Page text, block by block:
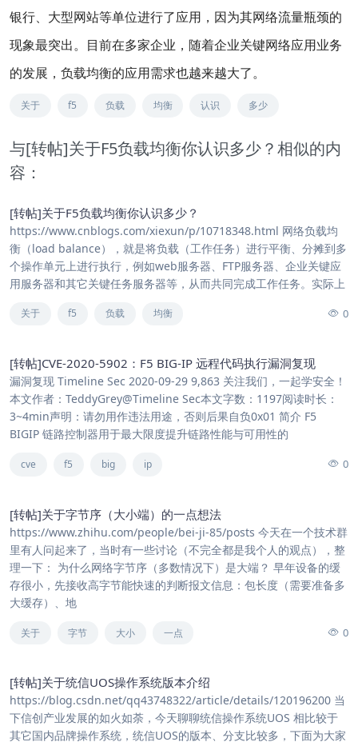
银行、大型网站等单位进行了应用，因为其网络流量瓶颈的
现象最突出。目前在多家企业，随着企业关键网络应用业务
的发展，负载均衡的应用需求也越来越大了。
关于 f5 负载 均衡 认识 多少
与[转帖]关于F5负载均衡你认识多少？相似的内
容：
[转帖]关于F5负载均衡你认识多少？
https://www.cnblogs.com/xiexun/p/10718348.html 网络负载均
衡（load balance），就是将负载（工作任务）进行平衡、分摊到多
个操作单元上进行执行，例如web服务器、FTP服务器、企业关键应
用服务器和其它关键任务服务器等，从而共同完成工作任务。实际上
关于 f5 负载 均衡 0
[转帖]CVE-2020-5902：F5 BIG-IP 远程代码执行漏洞复现
漏洞复现 Timeline Sec 2020-09-29 9,863 关注我们，一起学安全！
本文作者：TeddyGrey@Timeline Sec本文字数：1197阅读时长：
3~4min声明：请勿用作违法用途，否则后果自负0x01 简介 F5
BIGIP 链路控制器用于最大限度提升链路性能与可用性的
cve f5 big ip 0
[转帖]关于字节序（大小端）的一点想法
https://www.zhihu.com/people/bei-ji-85/posts 今天在一个技术群
里有人问起来了，当时有一些讨论（不完全都是我个人的观点），整
理一下： 为什么网络字节序（多数情况下）是大端？ 早年设备的缓
存很小，先接收高字节能快速的判断报文信息：包长度（需要准备多
大缓存）、地
关于 字节 大小 一点 0
[转帖]关于统信UOS操作系统版本介绍
https://blog.csdn.net/qq43748322/article/details/120196200 当
下信创产业发展的如火如荼，今天聊聊统信操作系统UOS 相比较于
其它国内品牌操作系统，统信UOS的版本、分支比较多，下面为大家